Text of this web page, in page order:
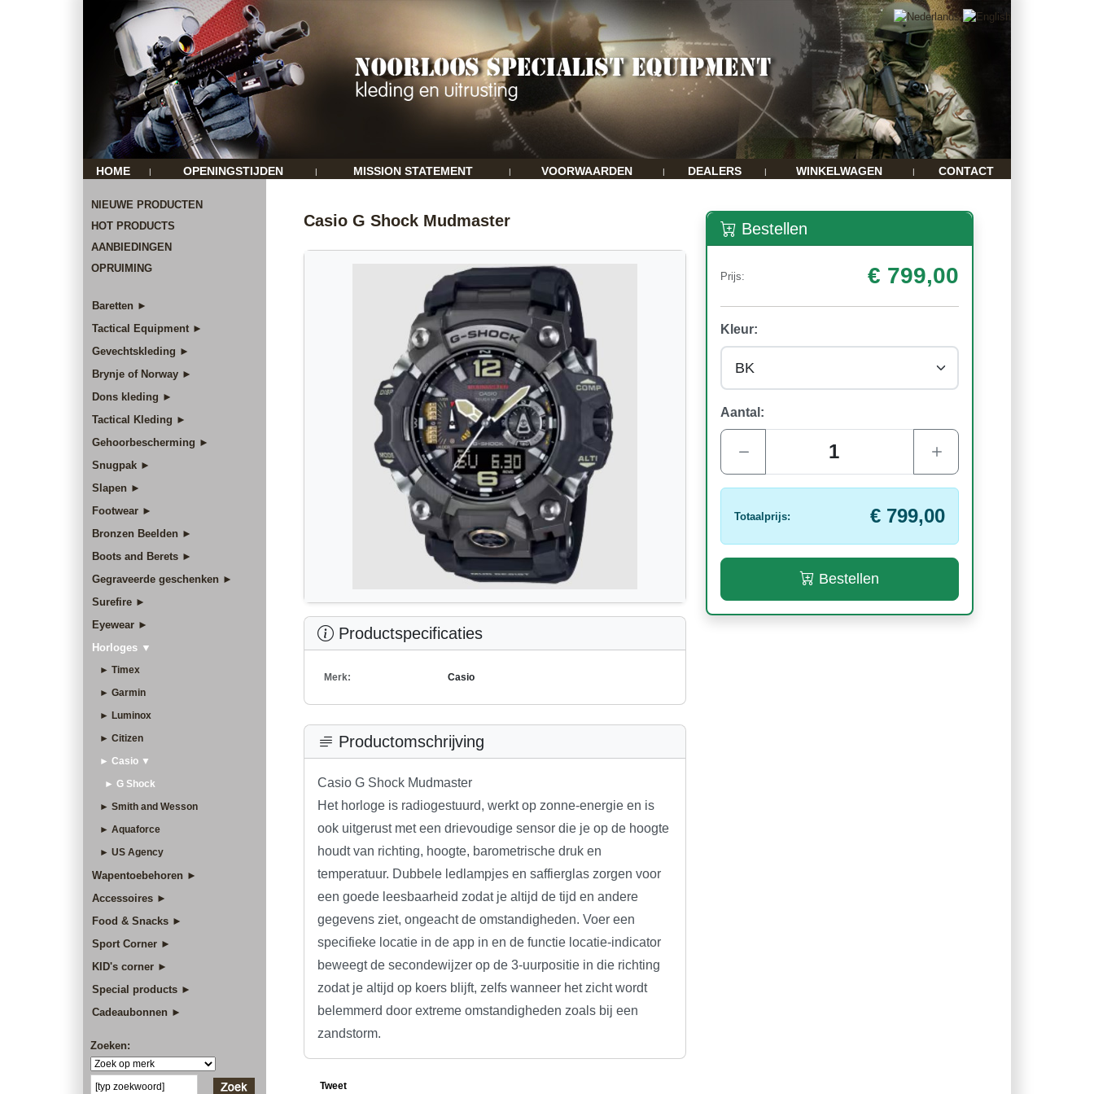
HOME | OPENINGSTIJDEN | MISSION STATEMENT | VOORWAARDEN | DEALERS | WINKELWAGEN | CONTACT
NIEUWE PRODUCTEN
HOT PRODUCTS
AANBIEDINGEN
OPRUIMING
Baretten ►
Tactical Equipment ►
Gevechtskleding ►
Brynje of Norway ►
Dons kleding ►
Tactical Kleding ►
Gehoorbescherming ►
Snugpak ►
Slapen ►
Footwear ►
Bronzen Beelden ►
Boots and Berets ►
Gegraveerde geschenken ►
Surefire ►
Eyewear ►
Horloges ▼
► Timex
► Garmin
► Luminox
► Citizen
► Casio ▼
► G Shock
► Smith and Wesson
► Aquaforce
► US Agency
Wapentoebehoren ►
Accessoires ►
Food & Snacks ►
Sport Corner ►
KID's corner ►
Special products ►
Cadeaubonnen ►
Zoeken:
Casio G Shock Mudmaster
Productspecificaties
Merk: Casio
Productomschrijving
Casio G Shock Mudmaster
Het horloge is radiogestuurd, werkt op zonne-energie en is
ook uitgerust met een drievoudige sensor die je op de hoogte
houdt van richting, hoogte, barometrische druk en
temperatuur. Dubbele ledlampjes en saffierglas zorgen voor
een goede leesbaarheid zodat je altijd de tijd en andere
gegevens ziet, ongeacht de omstandigheden. Voer een
specifieke locatie in de app in en de functie locatie-indicator
beweegt de secondewijzer op de 3-uurpositie in die richting
zodat je altijd op koers blijft, zelfs wanneer het zicht wordt
belemmerd door extreme omstandigheden zoals bij een
zandstorm.
Tweet
Bestellen
Prijs: € 799,00
Kleur:
Aantal:
Totaalprijs: € 799,00
Bestellen